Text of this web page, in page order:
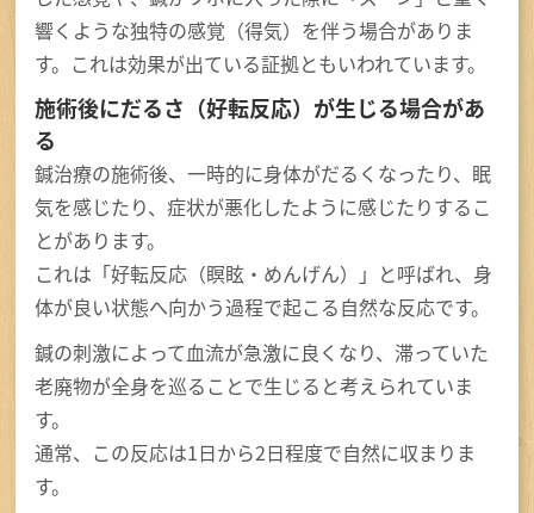
響くような独特の感覚（得気）を伴う場合がありま
す。これは効果が出ている証拠ともいわれています。
施術後にだるさ（好転反応）が生じる場合があ
る
鍼治療の施術後、一時的に身体がだるくなったり、眠
気を感じたり、症状が悪化したように感じたりするこ
とがあります。
これは「好転反応（瞑眩・めんげん）」と呼ばれ、身
体が良い状態へ向かう過程で起こる自然な反応です。
鍼の刺激によって血流が急激に良くなり、滞っていた
老廃物が全身を巡ることで生じると考えられていま
す。
通常、この反応は1日から2日程度で自然に収まりま
す。